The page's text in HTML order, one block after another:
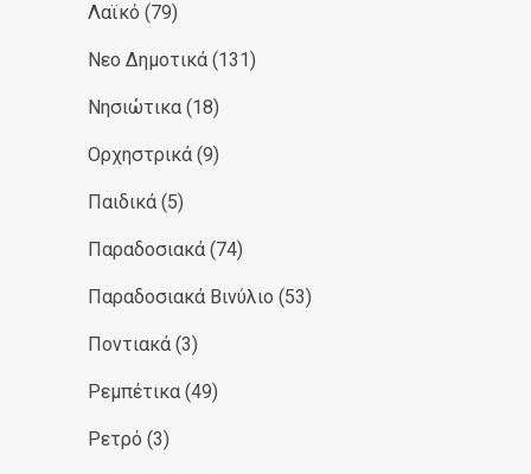
Λαϊκό (79)
Νεο Δημοτικά (131)
Νησιώτικα (18)
Ορχηστρικά (9)
Παιδικά (5)
Παραδοσιακά (74)
Παραδοσιακά Βινύλιο (53)
Ποντιακά (3)
Ρεμπέτικα (49)
Ρετρό (3)